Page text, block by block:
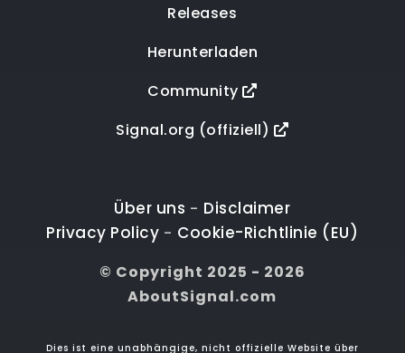
Releases
Herunterladen
Community
Signal.org (offiziell)
Über uns - Disclaimer
Privacy Policy - Cookie-Richtlinie (EU)
© Copyright 2025 - 2026
AboutSignal.com
Dies ist eine unabhängige, nicht offizielle Website über